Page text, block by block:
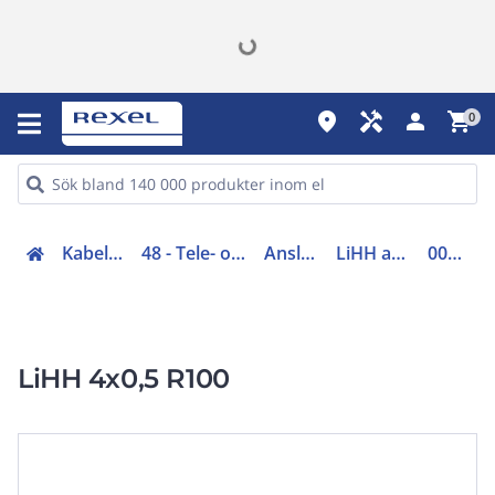
place handyman person shopping_cart0
Kabel (00-05, 48-49) 48 - Tele- och svagströmskabel Anslutningskabel LiHH anslutningskabel 0037152 R100
LiHH 4x0,5 R100